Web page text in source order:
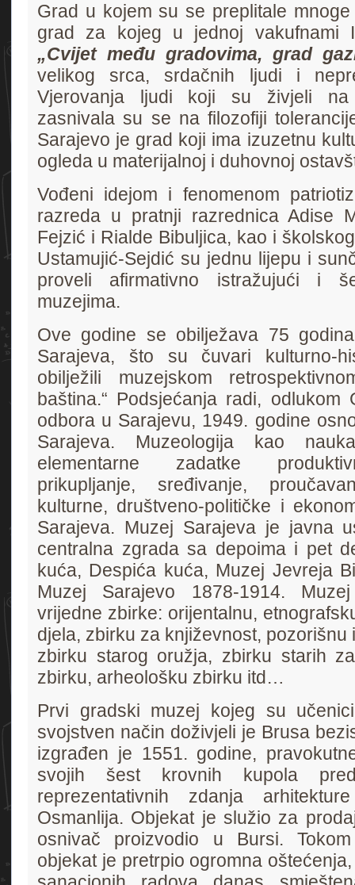
Grad u kojem su se preplitale
grad za kojeg u jednoj vakufnami
„Cvijet među gradovima, grad
velikog srca, srdačnih ljudi i
Vjerovanja ljudi koji su živjeli na
zasnivala su se na filozofiji
Sarajevo je grad koji ima izuzetnu
ogleda u materijalnoj i duhovnoj
Vođeni idejom i fenomenom
razreda u pratnji razrednica Adise
Fejzić i Rialde Bibuljica, kao i
Ustamujić-Sejdić su jednu lijepu i
proveli afirmativno istražujući i
muzejima.
Ove godine se obilježava 75
Sarajeva, što su čuvari kulturno-
obilježili muzejskom
baština.“ Podsjećanja radi, odlukom
odbora u Sarajevu, 1949. godine
Sarajeva. Muzeologija kao
elementarne zadatke
prikupljanje, sređivanje,
kulturne, društveno-političke i
Sarajeva. Muzej Sarajeva je javna
centralna zgrada sa depoima i pet
kuća, Despića kuća, Muzej Jevreja
Muzej Sarajevo 1878-1914.
vrijedne zbirke: orijentalnu,
djela, zbirku za književnost, pozorišnu
zbirku starog oružja, zbirku starih
zbirku, arheološku zbirku itd…
Prvi gradski muzej kojeg su
svojstven način doživjeli je Brusa
izgrađen je 1551. godine,
svojih šest krovnih kupola
reprezentativnih zdanja
Osmanlija. Objekat je služio za
osnivač proizvodio u Bursi.
objekat je pretrpio ogromna